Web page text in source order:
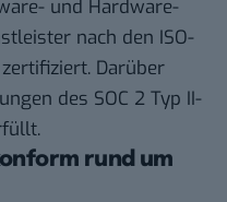
und Hardware-
nach den ISO-
Darüber
des SOC 2 Typ II-
rund um